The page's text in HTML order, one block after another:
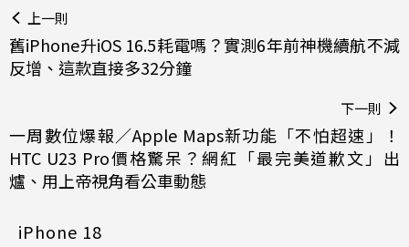
上一則
舊iPhone升iOS 16.5耗電嗎？實測6年前神機續航不減
反增、這款直接多32分鐘
下一則
一周數位爆報／Apple Maps新功能「不怕超速」！
HTC U23 Pro價格驚呆？網紅「最完美道歉文」出
爐、用上帝視角看公車動態
iPhone 18